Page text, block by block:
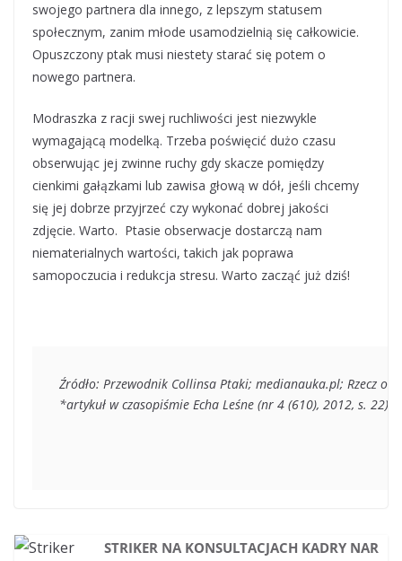
swojego partnera dla innego, z lepszym statusem
społecznym, zanim młode usamodzielnią się całkowicie.
Opuszczony ptak musi niestety starać się potem o
nowego partnera.
Modraszka z racji swej ruchliwości jest niezwykle
wymagającą modelką. Trzeba poświęcić dużo czasu
obserwując jej zwinne ruchy gdy skacze pomiędzy
cienkimi gałązkami lub zawisa głową w dół, jeśli chcemy
się jej dobrze przyjrzeć czy wykonać dobrej jakości
zdjęcie. Warto. Ptasie obserwacje dostarczą nam
niematerialnych wartości, takich jak poprawa
samopoczucia i redukcja stresu. Warto zacząć już dziś!
Źródło: Przewodnik Collinsa Ptaki; medianauka.pl; Rzecz
*artykuł w czasopiśmie Echa Leśne (nr 4 (610), 2012, s. 22).
STRIKER NA KONSULTACJACH KADRY NAR